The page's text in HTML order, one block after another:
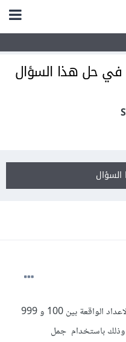
في حل هذا السؤال
اكتب برنامج بلغة جافا لطباعة جميع الاعداد الواقعة بين 100 و 999
5 وعشراتها او مئاتها 7 وذلك باستخدام جمل